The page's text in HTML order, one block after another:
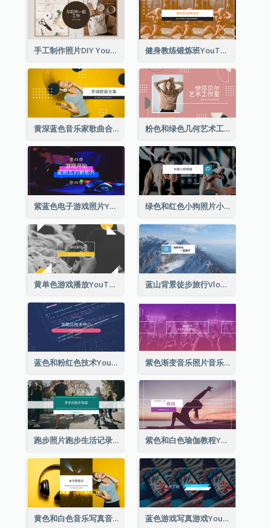
手工制作照片DIY YouTube频道图片 健身教练锻炼班YouTube频道图片
黄深蓝色音乐家歌曲合集YouTube频道图片 粉色和绿色几何艺术工作室YouTube频道图片
紫蓝色电子游戏照片YouTube频道图片 绿色和红色小狗照片小狗影音网志YouTube频道图片
黄单色游戏播放YouTube频道图片 蓝山背景徒步旅行Vlog YouTube频道图片
蓝色和粉红色技术YouTube频道图片 紫色渐变音乐照片音乐YouTube频道图片
跑步照片跑步生活记录YouTube频道图片 紫色和白色瑜伽教程YouTube频道图片
黄色和白色音乐写真音乐频道图片 蓝色游戏写真游戏YouTube频道图片